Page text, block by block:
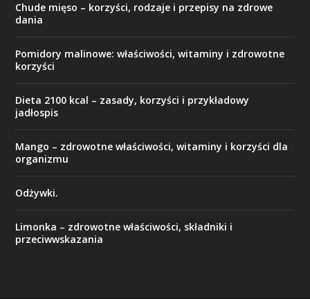
Chude mięso – korzyści, rodzaje i przepisy na zdrowe
dania
Pomidory malinowe: właściwości, witaminy i zdrowotne
korzyści
Dieta 2100 kcal – zasady, korzyści i przykładowy
jadłospis
Mango – zdrowotne właściwości, witaminy i korzyści dla
organizmu
Odżywki.
Limonka – zdrowotne właściwości, składniki i
przeciwwskazania